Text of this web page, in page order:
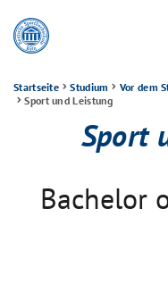
Startseite Studium Vor dem
Sport und Leistung
Sport
Bachelor